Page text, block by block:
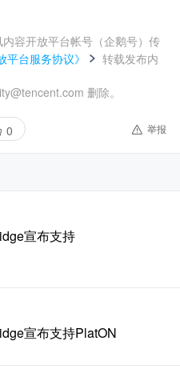
容开放平台帐号（企鹅号）传
平台服务协议》
转载发布内
删除。
0 举报
宣布支持
宣布支持PlatON